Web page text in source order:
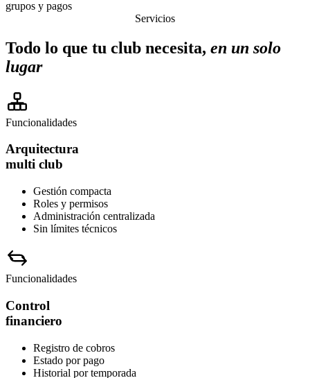
Servicios
Todo lo que tu club necesita, en un solo
lugar
Funcionalidades
Arquitectura
multi club
Gestión compacta
Roles y permisos
Administración centralizada
Sin límites técnicos
Funcionalidades
Control
financiero
Registro de cobros
Estado por pago
Historial por temporada